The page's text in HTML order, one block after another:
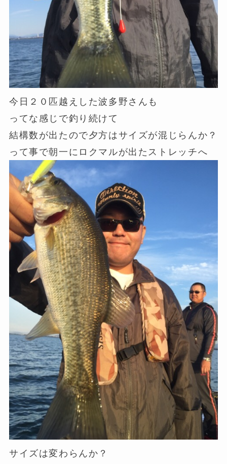
今日２０匹越えした波多野さんも
ってな感じで釣り続けて
結構数が出たので夕方はサイズが混じらんか？
って事で朝一にロクマルが出たストレッチへ
サイズは変わらんか？